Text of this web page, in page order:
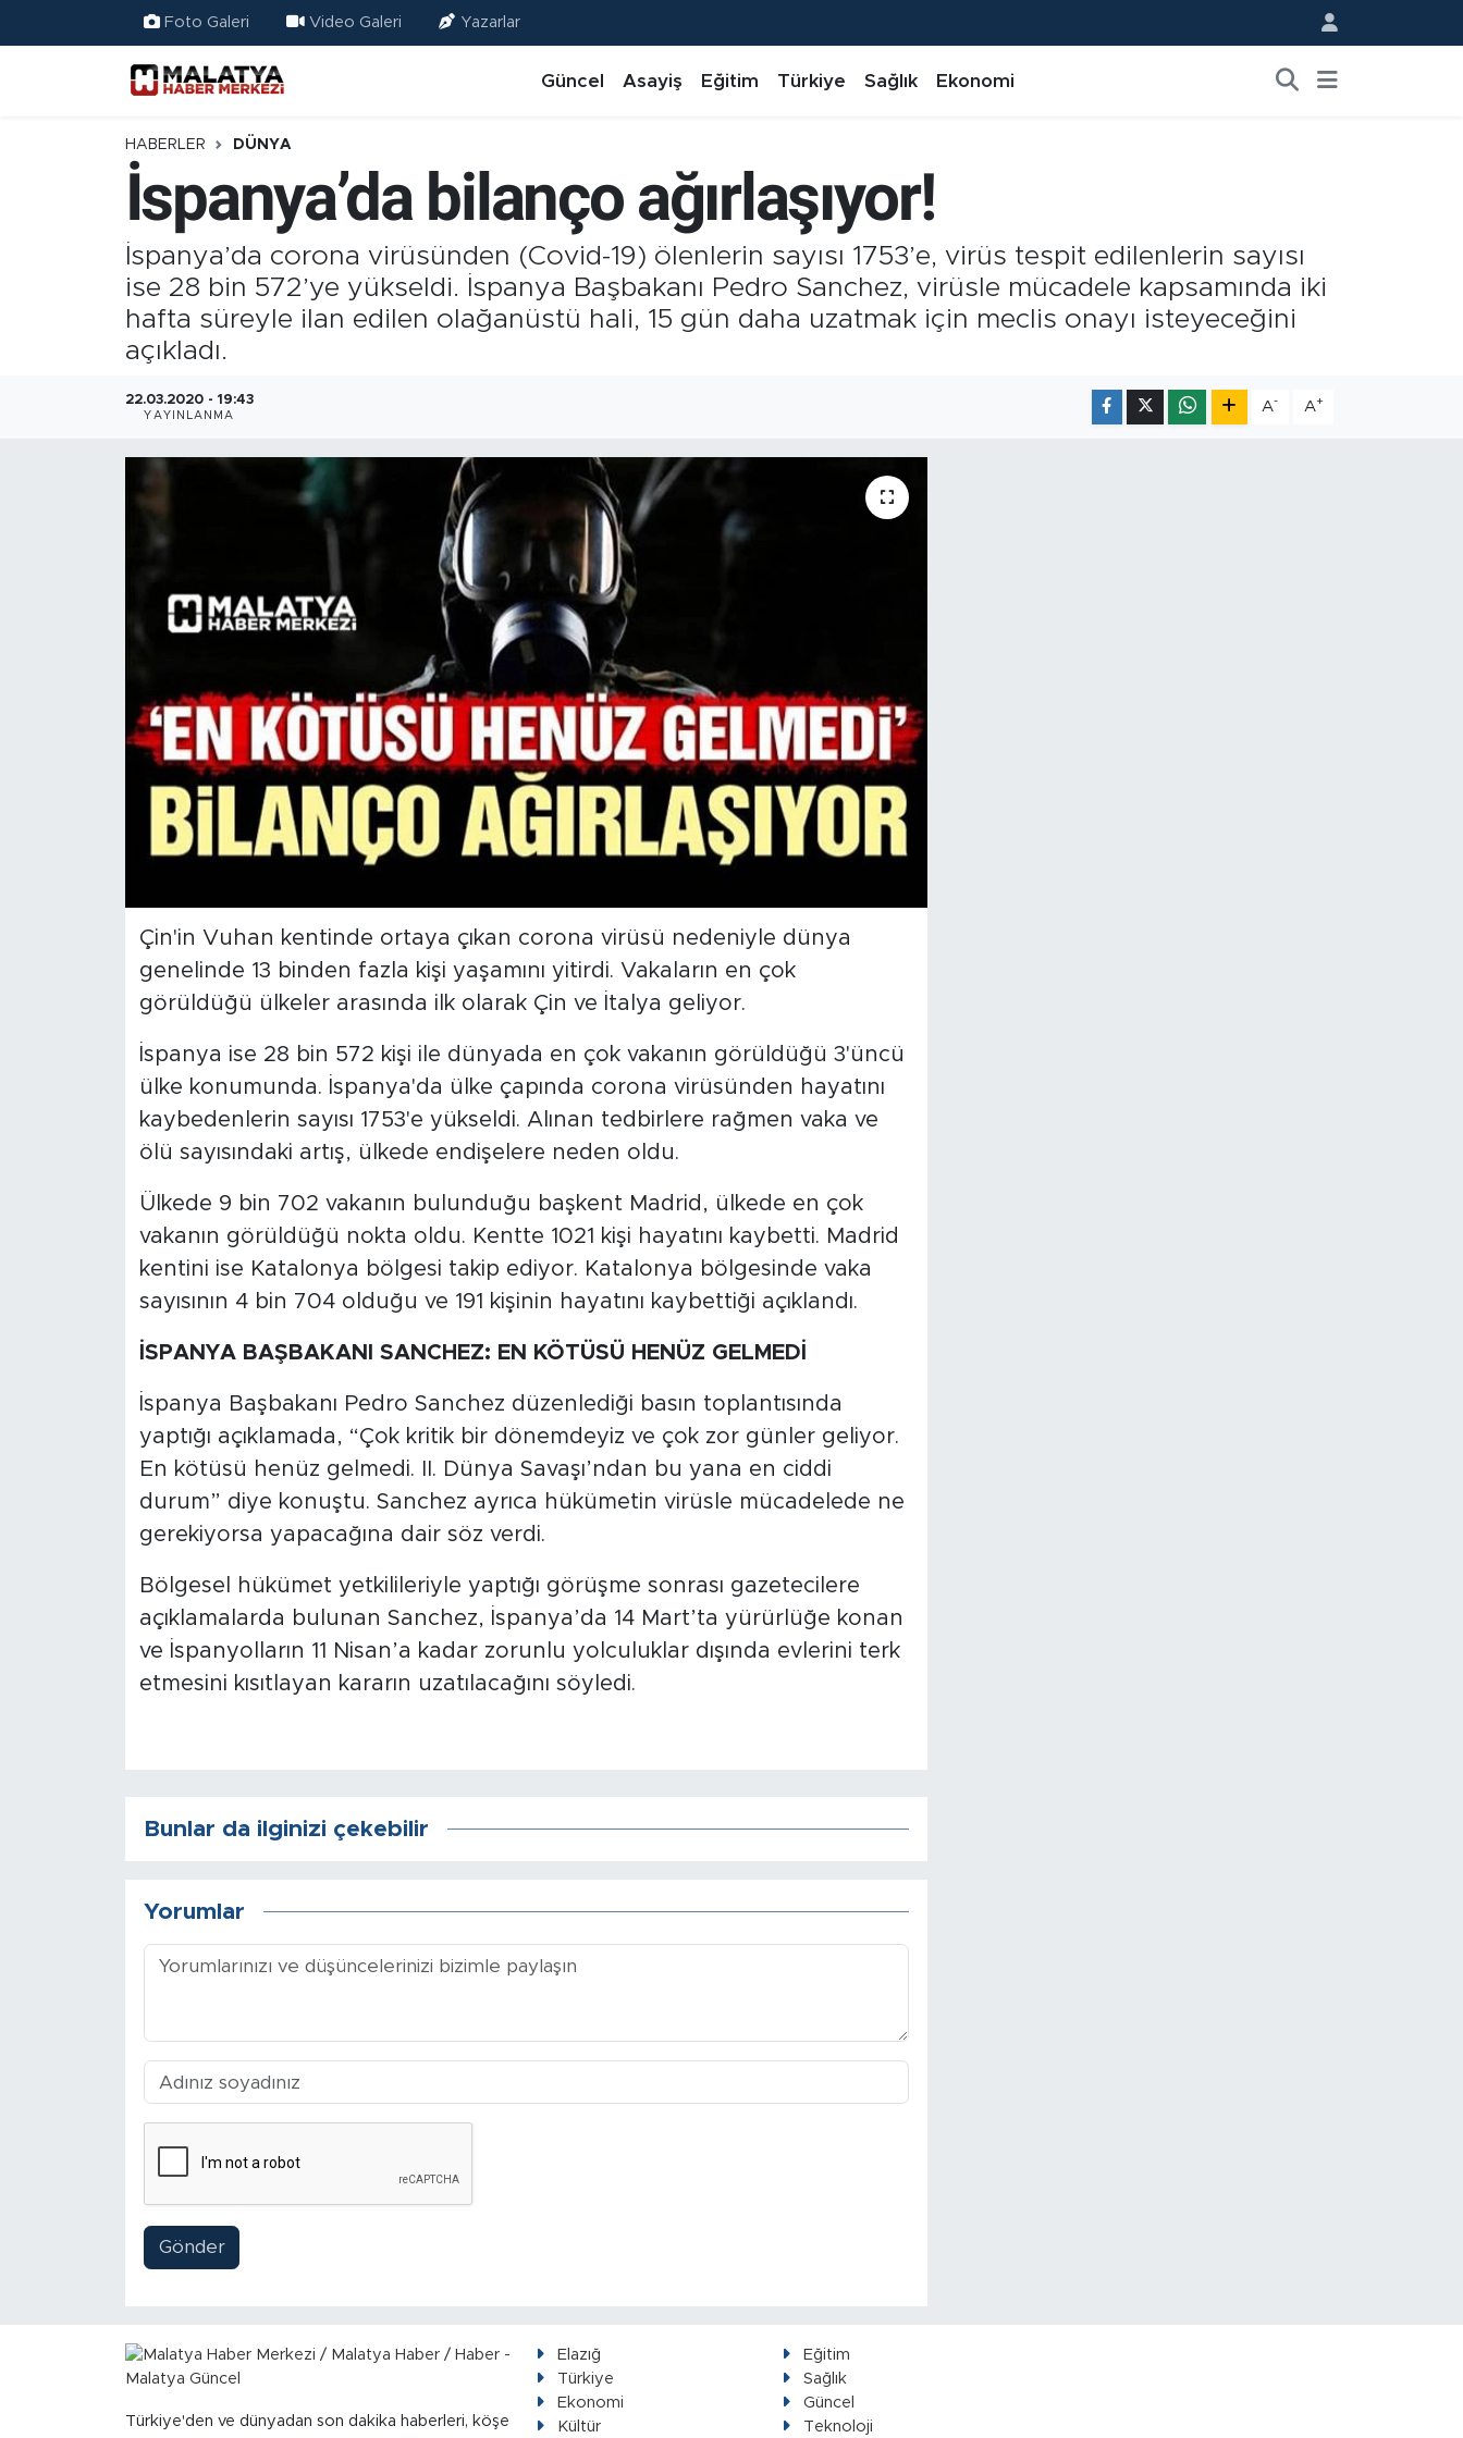
Foto Galeri Video Galeri Yazarlar
Güncel Asayiş Eğitim Türkiye Sağlık Ekonomi
HABERLER DÜNYA
İspanya’da bilanço ağırlaşıyor!
İspanya’da corona virüsünden (Covid-19) ölenlerin sayısı 1753’e, virüs tespit edilenlerin sayısı
ise 28 bin 572’ye yükseldi. İspanya Başbakanı Pedro Sanchez, virüsle mücadele kapsamında iki
hafta süreyle ilan edilen olağanüstü hali, 15 gün daha uzatmak için meclis onayı isteyeceğini
açıkladı.
22.03.2020 - 19:43
YAYINLANMA
A- A+
Çin'in Vuhan kentinde ortaya çıkan corona virüsü nedeniyle dünya
genelinde 13 binden fazla kişi yaşamını yitirdi. Vakaların en çok
görüldüğü ülkeler arasında ilk olarak Çin ve İtalya geliyor.
İspanya ise 28 bin 572 kişi ile dünyada en çok vakanın görüldüğü 3'üncü
ülke konumunda. İspanya'da ülke çapında corona virüsünden hayatını
kaybedenlerin sayısı 1753'e yükseldi. Alınan tedbirlere rağmen vaka ve
ölü sayısındaki artış, ülkede endişelere neden oldu.
Ülkede 9 bin 702 vakanın bulunduğu başkent Madrid, ülkede en çok
vakanın görüldüğü nokta oldu. Kentte 1021 kişi hayatını kaybetti. Madrid
kentini ise Katalonya bölgesi takip ediyor. Katalonya bölgesinde vaka
sayısının 4 bin 704 olduğu ve 191 kişinin hayatını kaybettiği açıklandı.
İSPANYA BAŞBAKANI SANCHEZ: EN KÖTÜSÜ HENÜZ GELMEDİ
İspanya Başbakanı Pedro Sanchez düzenlediği basın toplantısında
yaptığı açıklamada, “Çok kritik bir dönemdeyiz ve çok zor günler geliyor.
En kötüsü henüz gelmedi. II. Dünya Savaşı’ndan bu yana en ciddi
durum” diye konuştu. Sanchez ayrıca hükümetin virüsle mücadelede ne
gerekiyorsa yapacağına dair söz verdi.
Bölgesel hükümet yetkilileriyle yaptığı görüşme sonrası gazetecilere
açıklamalarda bulunan Sanchez, İspanya’da 14 Mart’ta yürürlüğe konan
ve İspanyolların 11 Nisan’a kadar zorunlu yolculuklar dışında evlerini terk
etmesini kısıtlayan kararın uzatılacağını söyledi.
Bunlar da ilginizi çekebilir
Yorumlar
Gönder
Türkiye'den ve dünyadan son dakika haberleri, köşe
Elazığ
Eğitim
Türkiye
Sağlık
Ekonomi
Güncel
Kültür
Teknoloji
Güncel
Kuluncak
Battalgazi
Doğanşehir
Hekimhan